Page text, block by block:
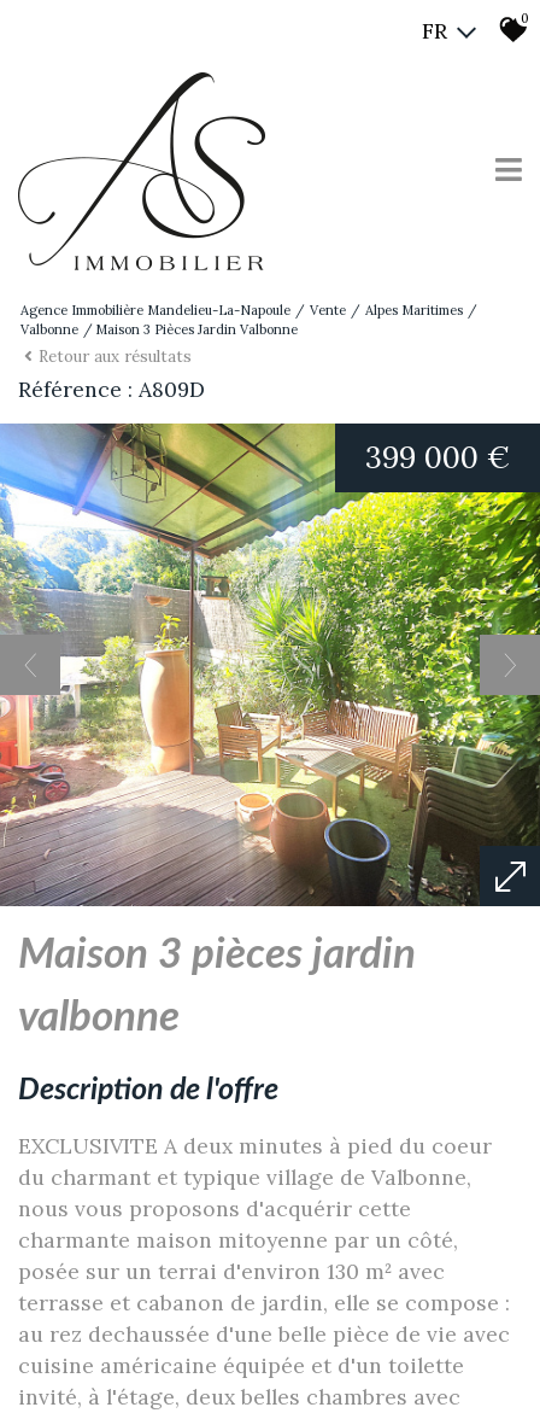
FR 0
Agence Immobilière Mandelieu-La-Napoule Vente
Alpes Maritimes
Valbonne
Maison 3 Pièces Jardin Valbonne
Retour aux résultats
Référence : A809D
399 000 €
maison 3 pièces jardin
valbonne
description de l'offre
EXCLUSIVITE A deux minutes à pied du coeur
du charmant et typique village de Valbonne,
nous vous proposons d'acquérir cette
charmante maison mitoyenne par un côté,
posée sur un terrai d'environ 130 m² avec
terrasse et cabanon de jardin, elle se compose :
au rez dechaussée d'une belle pièce de vie avec
cuisine américaine équipée et d'un toilette
invité, à l'étage, deux belles chambres avec